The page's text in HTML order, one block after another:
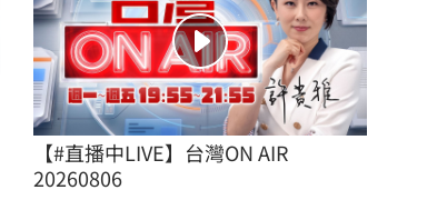
【#直播中LIVE】台灣ON AIR
20260806